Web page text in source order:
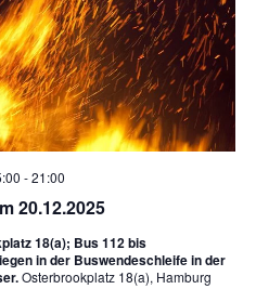
20.12.2025
-21:00
18(a); Bus 112 bis
in der Buswendeschleife in der
Osterbrookplatz 18(a), Hamburg